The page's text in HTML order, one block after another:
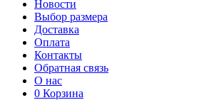
Новости
Выбор размера
Доставка
Оплата
Контакты
Обратная связь
О нас
0 Корзина